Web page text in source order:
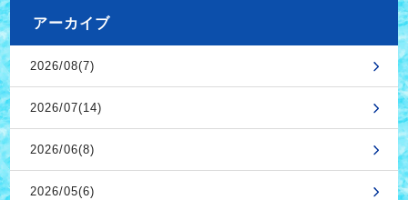
アーカイブ
2026/08(7)
2026/07(14)
2026/06(8)
2026/05(6)